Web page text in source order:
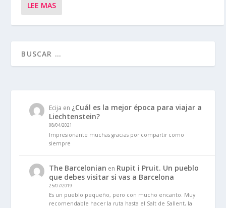
LEE MAS
Ecija en ¿Cuál es la mejor época para viajar a
Liechtenstein?
08/04/2021
Impresionante muchas gracias por compartir como
siempre
The Barcelonian en Rupit i Pruit. Un pueblo
que debes visitar si vas a Barcelona
25/07/2019
Es un pueblo pequeño, pero con mucho encanto. Muy
recomendable hacer la ruta hasta el Salt de Sallent, la